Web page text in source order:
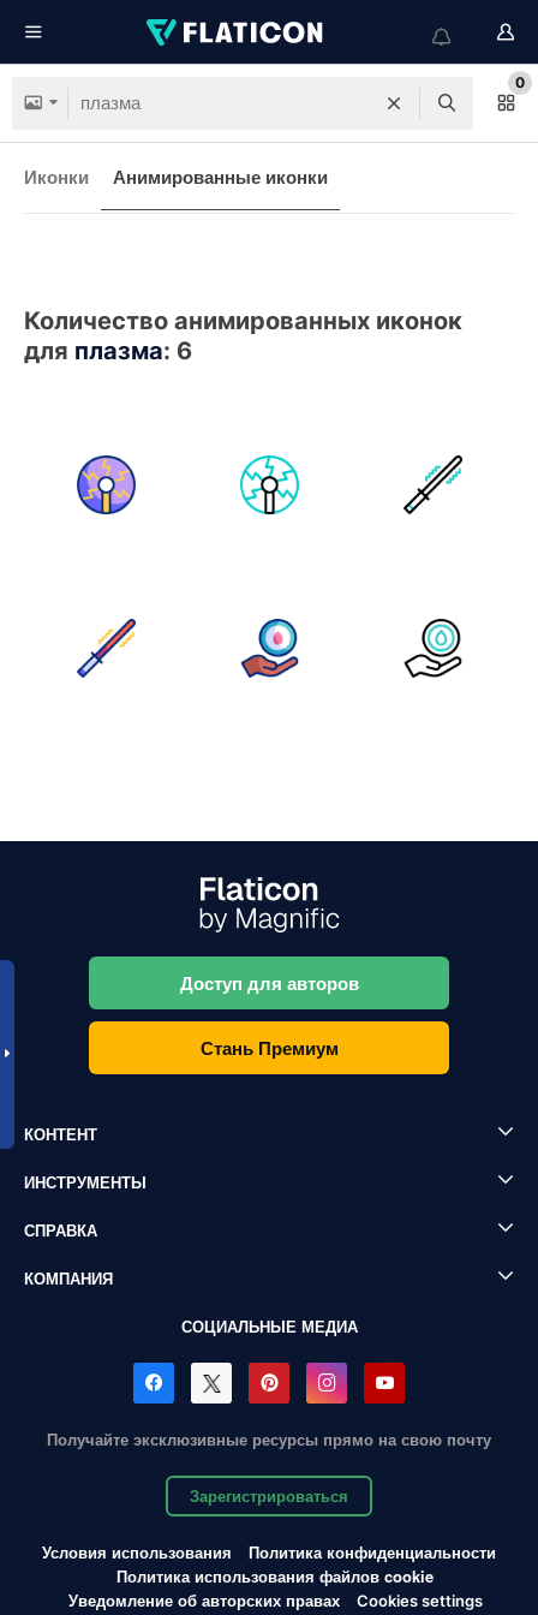
0
Иконки Анимированные иконки
Количество анимированных иконок
для плазма: 6
Доступ для авторов
Стань Премиум
КОНТЕНТ
ИНСТРУМЕНТЫ
СПРАВКА
КОМПАНИЯ
СОЦИАЛЬНЫЕ МЕДИА
Получайте эксклюзивные ресурсы прямо на свою почту
Зарегистрироваться
Условия использования
Политика конфиденциальности
Политика использования файлов cookie
Уведомление об авторских правах
Cookies settings